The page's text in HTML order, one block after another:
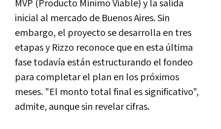
MVP (Producto Mínimo Viable) y la salida
inicial al mercado de Buenos Aires. Sin
embargo, el proyecto se desarrolla en tres
etapas y Rizzo reconoce que en esta última
fase todavía están estructurando el fondeo
para completar el plan en los próximos
meses. "El monto total final es significativo",
admite, aunque sin revelar cifras.